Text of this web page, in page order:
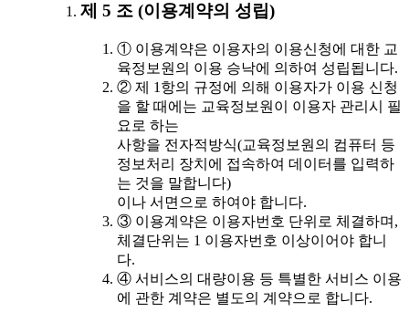
제 5 조 (이용계약의 성립)
① 이용계약은 이용자의 이용신청에 대한 교
육정보원의 이용 승낙에 의하여 성립됩니다.
② 제 1항의 규정에 의해 이용자가 이용 신청
을 할 때에는 교육정보원이 이용자 관리시 필
요로 하는
사항을 전자적방식(교육정보원의 컴퓨터 등
정보처리 장치에 접속하여 데이터를 입력하
는 것을 말합니다)
이나 서면으로 하여야 합니다.
③ 이용계약은 이용자번호 단위로 체결하며,
체결단위는 1 이용자번호 이상이어야 합니
다.
④ 서비스의 대량이용 등 특별한 서비스 이용
에 관한 계약은 별도의 계약으로 합니다.